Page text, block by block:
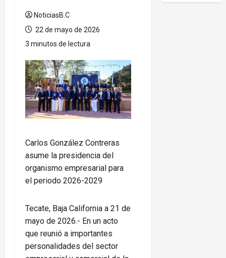
NoticiasB.C
22 de mayo de 2026
3 minutos de lectura
Carlos González Contreras
asume la presidencia del
organismo empresarial para
el periodo 2026-2029
Tecate, Baja California a 21 de
mayo de 2026.- En un acto
que reunió a importantes
personalidades del sector